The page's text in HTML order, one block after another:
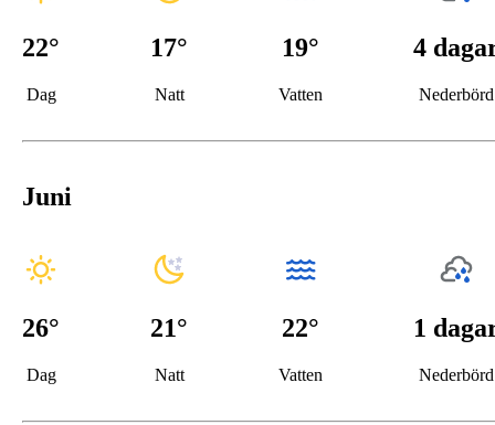
22°
Dag
17°
Natt
19°
Vatten
4
Nederbörd
Juni
26°
Dag
21°
Natt
22°
Vatten
1
Nederbörd